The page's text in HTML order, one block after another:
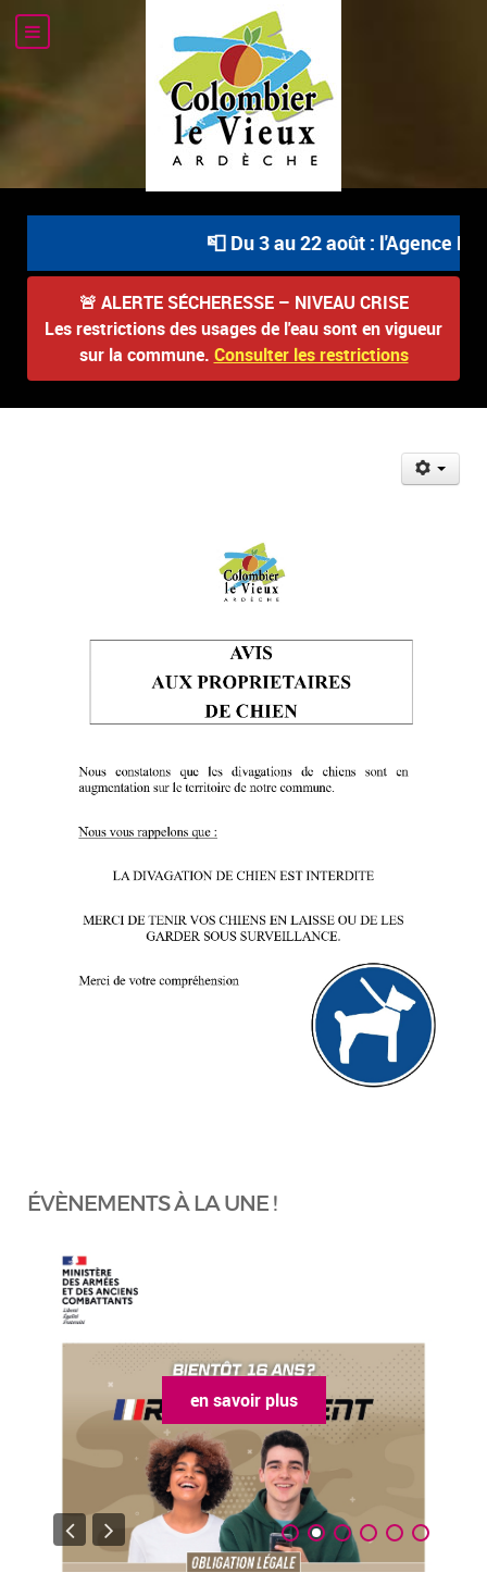
📮 Du 3 au 22 août : l'Agence
🚨 ALERTE SÉCHERESSE – NIVEAU CRISE
Les restrictions des usages de l'eau sont en vigueur
sur la commune. Consulter les restrictions
ÉVÈNEMENTS À LA UNE !
en savoir plus